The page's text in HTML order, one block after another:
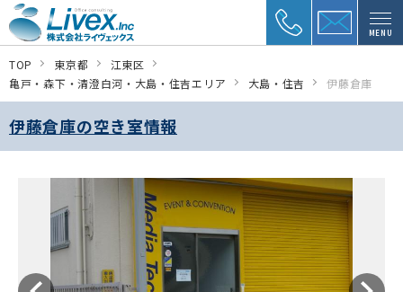
MENU
TOP 東京都
江東区
亀戸・森下・清澄白河・大島・住吉エリア
大島・住吉 伊藤倉庫
伊藤倉庫の空き室情報